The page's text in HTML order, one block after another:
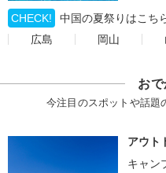
CHECK!
中国の夏祭りはこち
広島
岡山
お
今注目のスポットや話題
アウト
キャン